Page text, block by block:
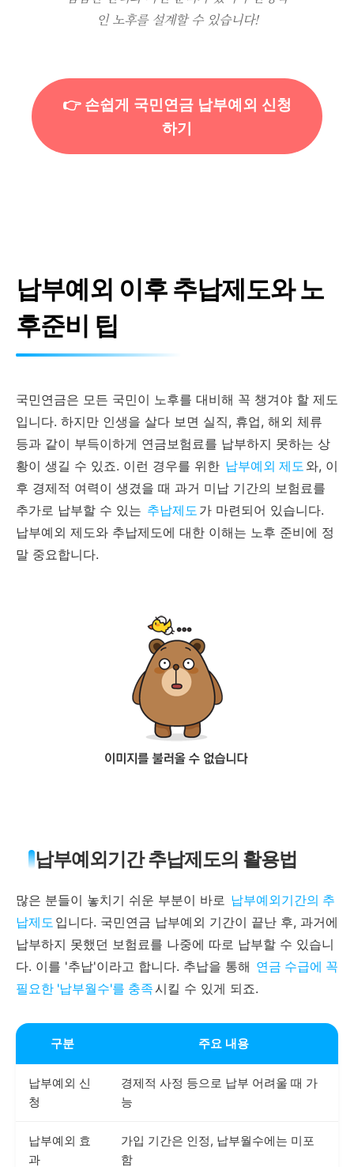
인 노후를 설계할 수 있습니다!
👉 손쉽게 국민연금 납부예외 신청
하기
납부예외 이후 추납제도와 노
후준비 팁
국민연금은 모든 국민이 노후를 대비해 꼭 챙겨야 할 제도
입니다. 하지만 인생을 살다 보면 실직, 휴업, 해외 체류
등과 같이 부득이하게 연금보험료를 납부하지 못하는 상
황이 생길 수 있죠. 이런 경우를 위한 납부예외 제도 와, 이
후 경제적 여력이 생겼을 때 과거 미납 기간의 보험료를
추가로 납부할 수 있는 추납제도 가 마련되어 있습니다.
납부예외 제도와 추납제도에 대한 이해는 노후 준비에 정
말 중요합니다.
납부예외기간 추납제도의 활용법
많은 분들이 놓치기 쉬운 부분이 바로 납부예외기간의 추
납제도 입니다. 국민연금 납부예외 기간이 끝난 후, 과거에
납부하지 못했던 보험료를 나중에 따로 납부할 수 있습니
다. 이를 '추납'이라고 합니다. 추납을 통해 연금 수급에 꼭
필요한 '납부월수'를 충족시킬 수 있게 되죠.
구분 주요 내용
납부예외 신
청
경제적 사정 등으로 납부 어려울 때 가
능
납부예외 효
과
가입 기간은 인정, 납부월수에는 미포
함